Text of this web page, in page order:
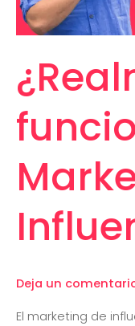
Deja un
El marketing de